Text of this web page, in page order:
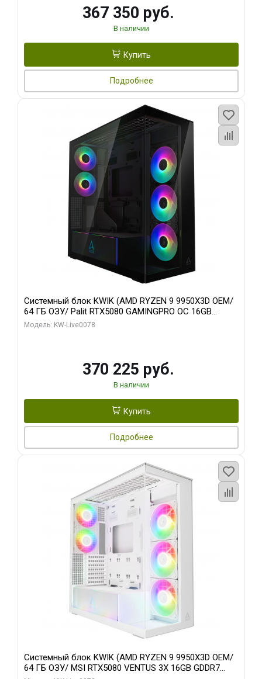
367 350 руб.
В наличии
Купить
Подробнее
Системный блок KWIK (AMD RYZEN 9 9950X3D OEM/
64 ГБ ОЗУ/ Palit RTX5080 GAMINGPRO OC 16GB
GDDR7 256bit 3xDP HD/ 1 ТБ SSD)
Модель: KW-Live0078
370 225 руб.
В наличии
Купить
Подробнее
Системный блок KWIK (AMD RYZEN 9 9950X3D OEM/
64 ГБ ОЗУ/ MSI RTX5080 VENTUS 3X 16GB GDDR7